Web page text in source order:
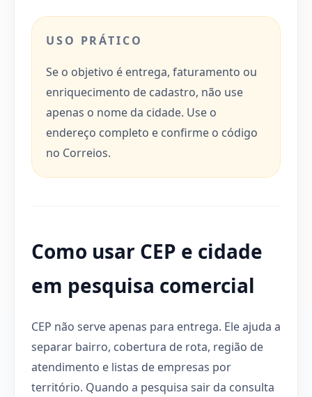
USO PRÁTICO
Se o objetivo é entrega, faturamento ou
enriquecimento de cadastro, não use
apenas o nome da cidade. Use o
endereço completo e confirme o código
no Correios.
Como usar CEP e cidade
em pesquisa comercial
CEP não serve apenas para entrega. Ele ajuda a
separar bairro, cobertura de rota, região de
atendimento e listas de empresas por
território. Quando a pesquisa sair da consulta